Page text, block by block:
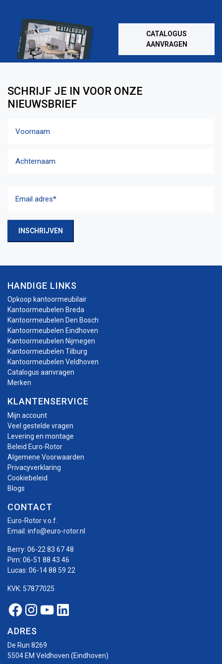
CATALOGUS
AANVRAGEN
SCHRIJF JE IN VOOR ONZE
NIEUWSBRIEF
adres(Vereist)
INSCHRIJVEN
HANDIGE LINKS
Opkoop kantoormeubilair
Kantoormeubelen Breda
Kantoormeubelen Den Bosch
Kantoormeubelen Eindhoven
Kantoormeubelen Nijmegen
Kantoormeubelen Tilburg
Kantoormeubelen Veldhoven
Catalogus aanvragen
Merken
KLANTENSERVICE
Mijn account
Veel gestelde vragen
Levering en montage
Beleid Euro-Rotor
Algemene Voorwaarden
Privacyverklaring
Cookiebeleid
Blogs
CONTACT
Euro-Rotor v.o.f.
Email: info@euro-rotor.nl
Berry: 06-22 83 67 48
Pim: 06-51 88 43 46
Lucas: 06-14 88 59 22
KVK: 57877025
Facebook Euro-rotor
Instagram Euro-rotor
Youtube Euro-rotor
Linkedin Euro-rotor
ADRES
De Run 8269
5504 EM Veldhoven (Eindhoven)